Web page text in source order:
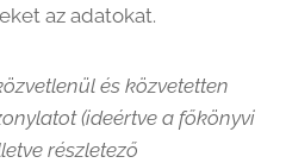
az adatokat.
és közvetetten
(ideértve a főkönyvi
részletező